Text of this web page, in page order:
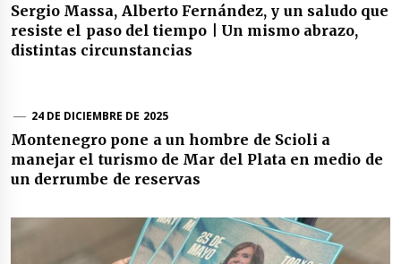
Sergio Massa, Alberto Fernández, y un saludo que
resiste el paso del tiempo | Un mismo abrazo,
distintas circunstancias
24 DE DICIEMBRE DE 2025
Montenegro pone a un hombre de Scioli a
manejar el turismo de Mar del Plata en medio de
un derrumbe de reservas